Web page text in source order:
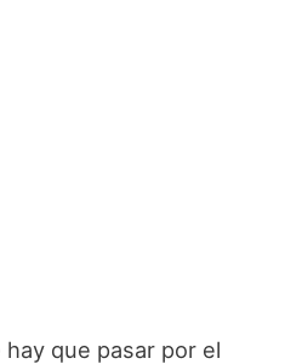
que pasar por el